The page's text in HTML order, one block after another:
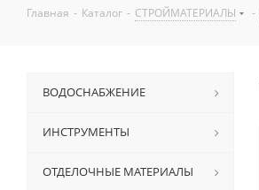
Главная - Каталог - СТРОЙМАТЕРИАЛЫ -
ВОДОСНАБЖЕНИЕ
ИНСТРУМЕНТЫ
ОТДЕЛОЧНЫЕ МАТЕРИАЛЫ